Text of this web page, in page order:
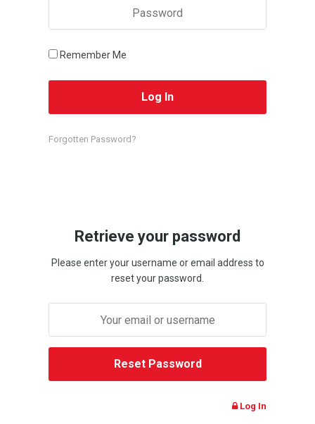
Remember Me
Forgotten Password?
Retrieve your password
Please enter your username or email address to
reset your password.
Log In